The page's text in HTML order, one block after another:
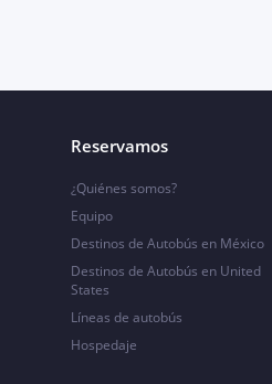
Reservamos
¿Quiénes somos?
Equipo
Destinos de Autobús en México
Destinos de Autobús en United
States
Líneas de autobús
Hospedaje